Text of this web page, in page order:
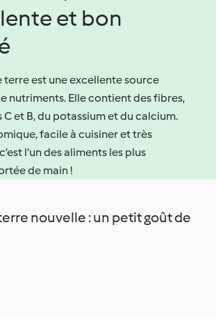
et bon
terre est une excellente source
nutriments. Elle contient des fibres,
C et B, du potassium et du calcium.
facile à cuisiner et très
l’un des aliments les plus
de main !
nouvelle : un petit goût de